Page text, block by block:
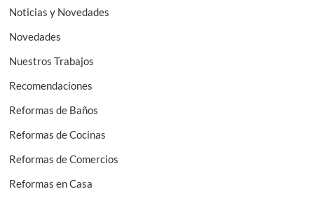
Noticias y Novedades
Novedades
Nuestros Trabajos
Recomendaciones
Reformas de Baños
Reformas de Cocinas
Reformas de Comercios
Reformas en Casa